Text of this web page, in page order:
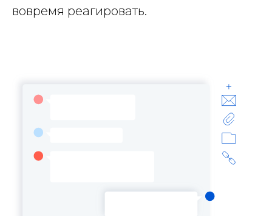
вовремя реагировать.